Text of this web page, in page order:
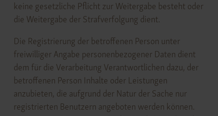
keine gesetzliche Pflicht zur Weitergabe besteht oder
die Weitergabe der Strafverfolgung dient.
Die Registrierung der betroffenen Person unter
freiwilliger Angabe personenbezogener Daten dient
dem für die Verarbeitung Verantwortlichen dazu, der
betroffenen Person Inhalte oder Leistungen
anzubieten, die aufgrund der Natur der Sache nur
registrierten Benutzern angeboten werden können.